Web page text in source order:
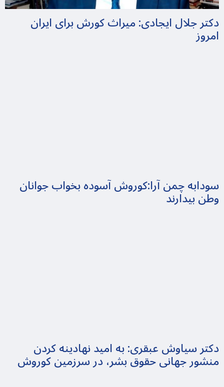
دکتر جلال ایجادی: میراث کورش برای ایران
امروز
سودابه چمن آرا:کوروش آسوده بخواب جوانان
وطن بیدارند
دکتر سیاوش عبقری: به امید نهادینه کردن
منشور جهانی حقوق بشر، در سرزمین کوروش